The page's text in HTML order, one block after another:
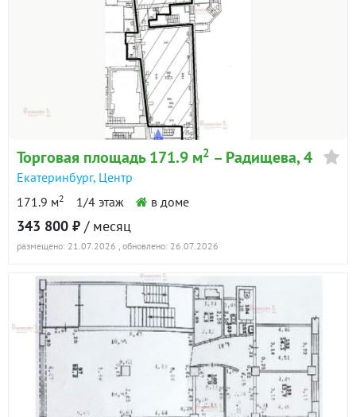
Торговая площадь 171.9 м2 – Радищева, 4
Екатеринбург, Центр
171.9 м2 1/4 этаж в доме
343 800 ₽ / месяц
размещено: 21.07.2026 , обновлено: 26.07.2026